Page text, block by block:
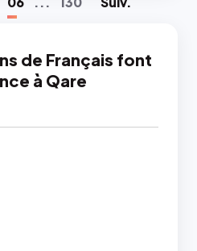
de Français font
à Qare